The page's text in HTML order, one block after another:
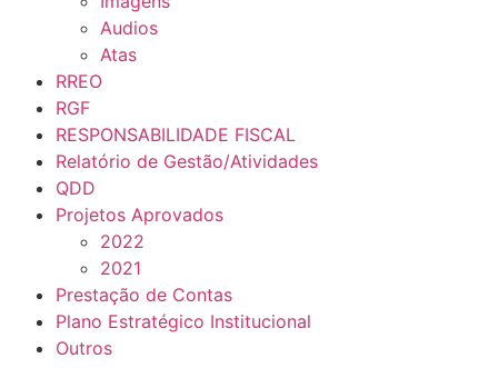
Audios
Atas
RREO
RGF
RESPONSABILIDADE FISCAL
Relatório de Gestão/Atividades
QDD
Projetos Aprovados
2022
2021
Prestação de Contas
Plano Estratégico Institucional
Outros